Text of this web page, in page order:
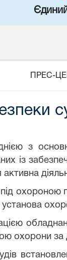
ПРЕС-
з
із
охорони за